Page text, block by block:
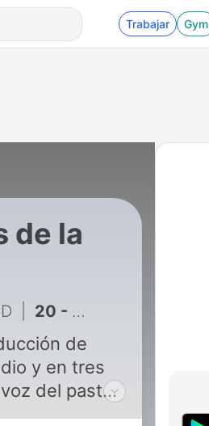
Trabajar Gym
de la
20 - Versiones de Filipenses 4.13 (RVR 1960, NVI, NTV)
de
y en tres
del pastor
su esposa